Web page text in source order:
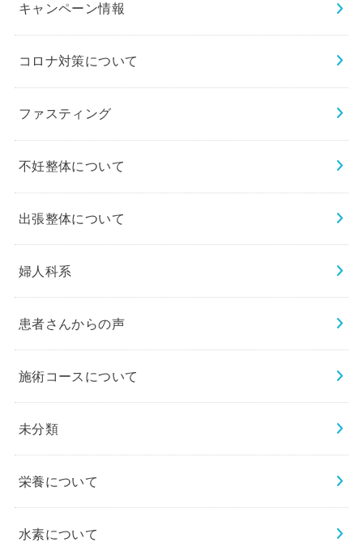
キャンペーン情報
コロナ対策について
ファスティング
不妊整体について
出張整体について
婦人科系
患者さんからの声
施術コースについて
未分類
栄養について
水素について